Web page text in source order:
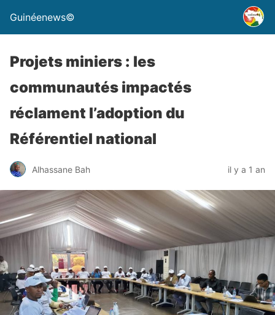
Guinéenews©
Projets miniers : les
communautés impactés
réclament l’adoption du
Référentiel national
Alhassane Bah il y a 1 an